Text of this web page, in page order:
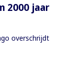
2000 jaar
overschrijdt